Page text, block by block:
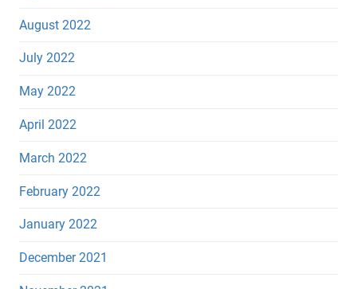
August 2022
July 2022
May 2022
April 2022
March 2022
February 2022
January 2022
December 2021